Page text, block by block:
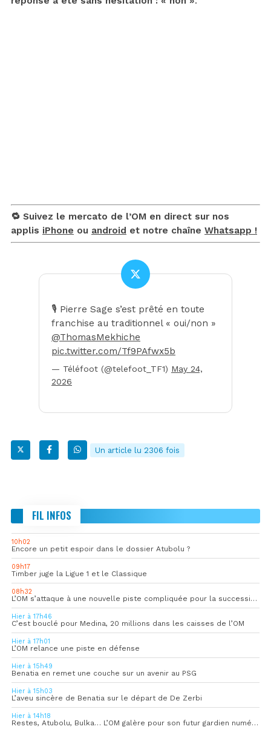
🔁 Suivez le mercato de l’OM en direct sur nos
applis iPhone ou android et notre chaîne Whatsapp !
🎙️ Pierre Sage s’est prêté en toute
franchise au traditionnel « oui/non »
@ThomasMekhiche
pic.twitter.com/Tf9PAfwx5b
— Téléfoot (@telefoot_TF1) May 24,
2026
Un article lu 2306 fois
FIL INFOS
10h02
Encore un petit espoir dans le dossier Atubolu ?
09h17
Timber juge la Ligue 1 et le Classique
08h32
L’OM s’attaque à une nouvelle piste compliquée pour la succession de Rulli
Hier à 17h46
C’est bouclé pour Medina, 20 millions dans les caisses de l’OM
Hier à 17h01
L’OM relance une piste en défense
Hier à 15h49
Benatia en remet une couche sur un avenir au PSG
Hier à 15h03
L’aveu sincère de Benatia sur le départ de De Zerbi
Hier à 14h18
Restes, Atubolu, Bulka… L’OM galère pour son futur gardien numéro 1